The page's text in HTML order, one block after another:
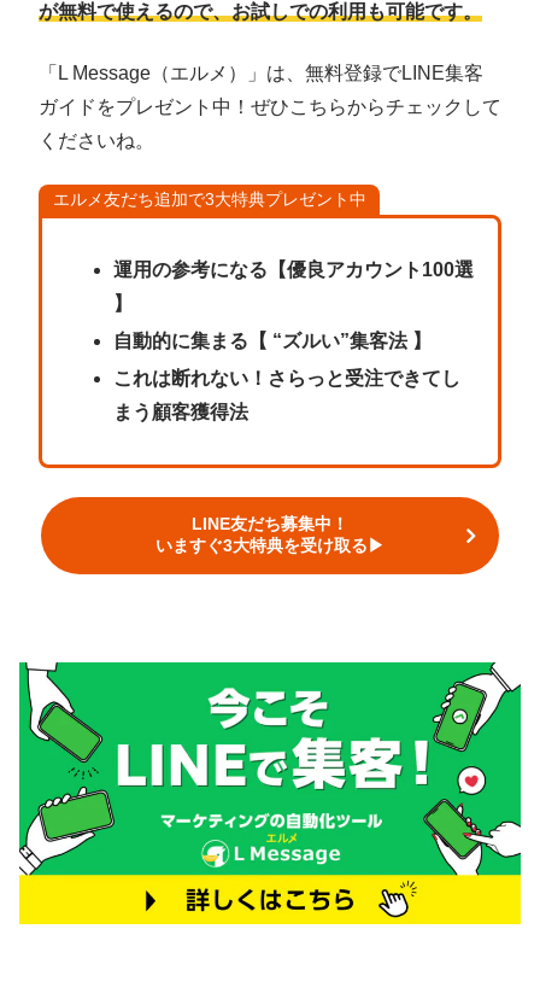
が無料で使えるので、お試しでの利用も可能です。
「L Message（エルメ）」は、無料登録でLINE集客
ガイドをプレゼント中！ぜひこちらからチェックして
くださいね。
エルメ友だち追加で3大特典プレゼント中
運用の参考になる【優良アカウント100選
】
自動的に集まる【 “ズルい”集客法 】
これは断れない！さらっと受注できてし
まう顧客獲得法
LINE友だち募集中！
いますぐ3大特典を受け取る▶︎